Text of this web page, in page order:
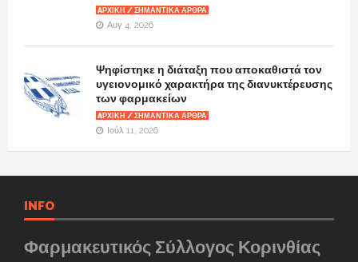
AΡΧΙΚΉ / ΣΗΜΑΝΤΙΚΆ ΆΡΘΡΑ
Αυγ 4, 2026
Ψηφίστηκε η διάταξη που αποκαθιστά τον
υγειονομικό χαρακτήρα της διανυκτέρευσης
των φαρμακείων
AΡΧΙΚΉ / ΣΗΜΑΝΤΙΚΆ ΆΡΘΡΑ
Ιούλ 11, 2026
INFO
Φαρμακευτικός Σύλλογος Κορινθίας